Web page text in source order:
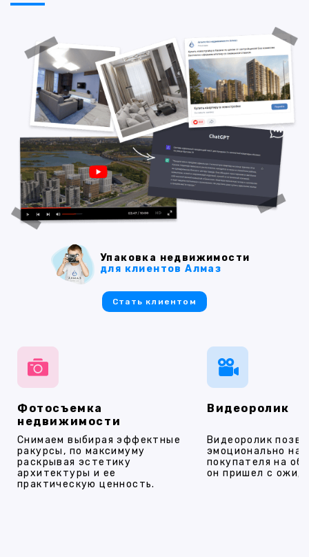
Фотосъемка
недвижимости
Снимаем выбирая эффектные
ракурсы, по максимуму
раскрывая эстетику
архитектуры и ее
практическую ценность.
Видеоролик
Видеоролик
эмоционально
покупателя на
он пришел с
Упаковка недвижимости
для клиентов Алмаз
Стать клиентом